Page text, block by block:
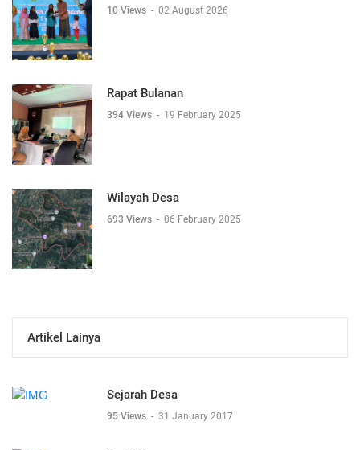
10 Views - 02 August 2026
Rapat Bulanan
394 Views - 19 February 2025
Wilayah Desa
693 Views - 06 February 2025
Artikel Lainya
Sejarah Desa
95 Views - 31 January 2017